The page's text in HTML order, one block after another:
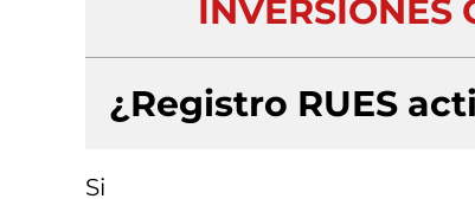
INVERSIONES
¿Registro RUES
Si